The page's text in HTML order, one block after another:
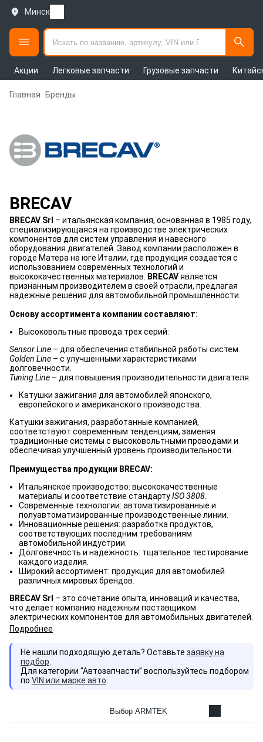
Минск
Акции Легковые запчасти Грузовые запчасти
Главная Бренды
BRECAV
BRECAV Srl – итальянская компания, основанная в 1985 году,
специализирующаяся на производстве электрических
компонентов для систем управления и навесного
оборудования двигателей. Завод компании расположен в
городе Матера на юге Италии, где продукция создается с
использованием современных технологий и
высококачественных материалов.
BRECAVявляется
признанным производителем в своей отрасли, предлагая
надежные решения для автомобильной промышленности.
Основу ассортимента компании составляют:
Высоковольтные провода трех серий:
Sensor Line – для обеспечения стабильной работы систем.
Golden Line – с улучшенными характеристиками
долговечности.
Tuning Line – для повышения производительности двигателя.
Катушки зажигания для автомобилей японского,
европейского и американского производства.
Катушки зажигания, разработанные компанией,
соответствуют современным тенденциям, заменяя
традиционные системы с высоковольтными проводами и
обеспечивая улучшенный уровень производительности.
Преимущества продукции BRECAV:
Итальянское производство: высококачественные
материалы и соответствие стандартуISO 3808
Современные технологии: автоматизированные и
полуавтоматизированные производственные линии.
Инновационные решения: разработка продуктов,
соответствующих последним требованиям
автомобильной индустрии.
Долговечность и надежность: тщательное тестирование
каждого изделия.
Широкий ассортимент: продукция для автомобилей
различных мировых брендов.
BRECAV Srl – это сочетание опыта, инноваций и качества,
что делает компанию надежным поставщиком
электрических компонентов для автомобильных двигателей.
Подробнее
Не нашли подходящую деталь? Оставьте заявку на
подбор
Для категории “Автозапчасти” воспользуйтесь подбором
по VIN или марке авто
Выбор ARMTEK